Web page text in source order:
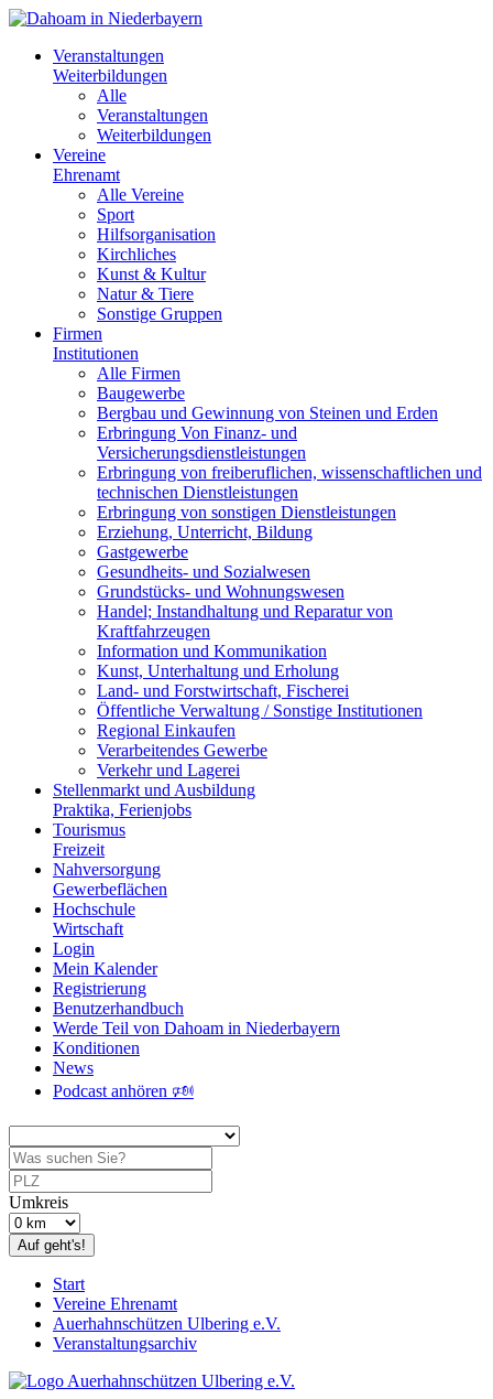
Veranstaltungen
Weiterbildungen
Alle
Veranstaltungen
Weiterbildungen
Vereine
Ehrenamt
Alle Vereine
Sport
Hilfsorganisation
Kirchliches
Kunst & Kultur
Natur & Tiere
Sonstige Gruppen
Firmen
Institutionen
Alle Firmen
Baugewerbe
Bergbau und Gewinnung von Steinen und Erden
Erbringung Von Finanz- und
Versicherungsdienstleistungen
Erbringung von freiberuflichen, wissenschaftlichen und
technischen Dienstleistungen
Erbringung von sonstigen Dienstleistungen
Erziehung, Unterricht, Bildung
Gastgewerbe
Gesundheits- und Sozialwesen
Grundstücks- und Wohnungswesen
Handel; Instandhaltung und Reparatur von
Kraftfahrzeugen
Information und Kommunikation
Kunst, Unterhaltung und Erholung
Land- und Forstwirtschaft, Fischerei
Öffentliche Verwaltung / Sonstige Institutionen
Regional Einkaufen
Verarbeitendes Gewerbe
Verkehr und Lagerei
Stellenmarkt und Ausbildung
Praktika, Ferienjobs
Tourismus
Freizeit
Nahversorgung
Gewerbeflächen
Hochschule
Wirtschaft
Login
Mein Kalender
Registrierung
Benutzerhandbuch
Werde Teil von Dahoam in Niederbayern
Konditionen
News
Podcast anhören 🕬
Umkreis
Auf geht's!
Start
Vereine Ehrenamt
Auerhahnschützen Ulbering e.V.
Veranstaltungsarchiv